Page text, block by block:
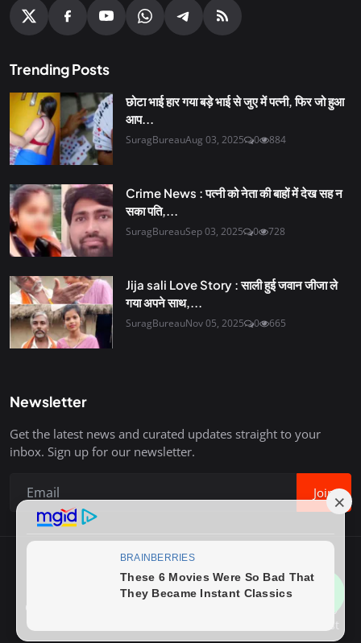
Trending Posts
छोटा भाई हार गया बड़े भाई से जुए में पत्नी, फिर जो हुआ
आप...
SuragBureauAug 03, 2025 0 884
Crime News : पत्नी को नेता की बाहों में देख सह न
सका पति,...
SuragBureauSep 03, 2025 0 728
Jija sali Love Story : साली हुई जवान जीजा ले
गया अपने साथ,...
SuragBureauNov 05, 2025 0 665
Newsletter
Get the latest news and curated updates straight to your
inbox. Sign up for our newsletter.
Join
Copyright © 2020-26 Surag Bureau. All Rights Reserved.
Contact
Privacy Policy
How to Write Post